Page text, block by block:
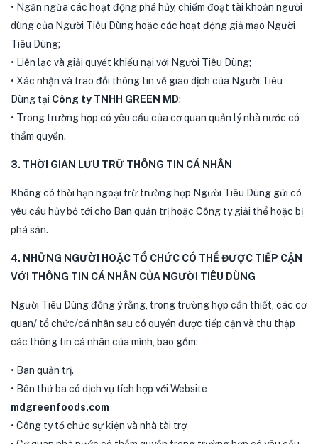
• Ngăn ngừa các hoạt động phá hủy, chiếm đoạt tài khoản người
dùng của Người Tiêu Dùng hoặc các hoạt động giả mạo Người
Tiêu Dùng;
• Liên lạc và giải quyết khiếu nại với Người Tiêu Dùng;
• Xác nhận và trao đổi thông tin về giao dịch của Người Tiêu
Dùng tại Công ty TNHH GREEN MD;
• Trong trường hợp có yêu cầu của cơ quan quản lý nhà nước có
thẩm quyền.
3. THỜI GIAN LƯU TRỮ THÔNG TIN CÁ NHÂN
Không có thời hạn ngoại trừ trường hợp Người Tiêu Dùng gửi có
yêu cầu hủy bỏ tới cho Ban quản trị hoặc Công ty giải thể hoặc bị
phá sản.
4. NHỮNG NGƯỜI HOẶC TỔ CHỨC CÓ THỂ ĐƯỢC TIẾP CẬN
VỚI THÔNG TIN CÁ NHÂN CỦA NGƯỜI TIÊU DÙNG
Người Tiêu Dùng đồng ý rằng, trong trường hợp cần thiết, các cơ
quan/ tổ chức/cá nhân sau có quyền được tiếp cận và thu thập
các thông tin cá nhân của mình, bao gồm:
• Ban quản trị.
• Bên thứ ba có dịch vụ tích hợp với Website
mdgreenfoods.com
• Công ty tổ chức sự kiện và nhà tài trợ